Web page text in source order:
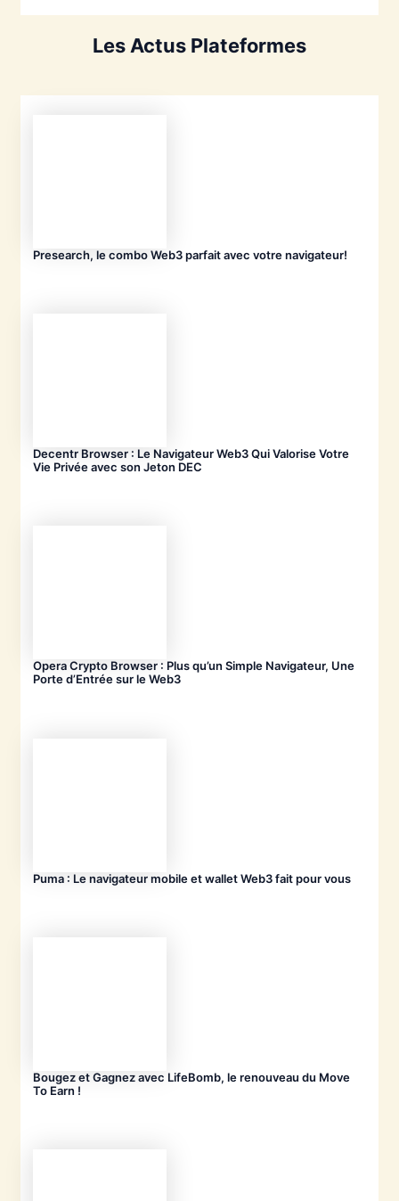
Les Actus Plateformes
Presearch, le combo Web3 parfait avec votre navigateur!
Decentr Browser : Le Navigateur Web3 Qui Valorise Votre
Vie Privée avec son Jeton DEC
Opera Crypto Browser : Plus qu’un Simple Navigateur, Une
Porte d’Entrée sur le Web3
Puma : Le navigateur mobile et wallet Web3 fait pour vous
Bougez et Gagnez avec LifeBomb, le renouveau du Move
To Earn !